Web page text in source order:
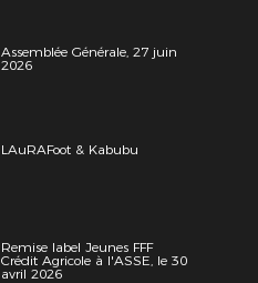
Assemblée Générale, 27 juin
2026
LAuRAFoot & Kabubu
Remise label Jeunes FFF
Crédit Agricole à l'ASSE, le 30
avril 2026